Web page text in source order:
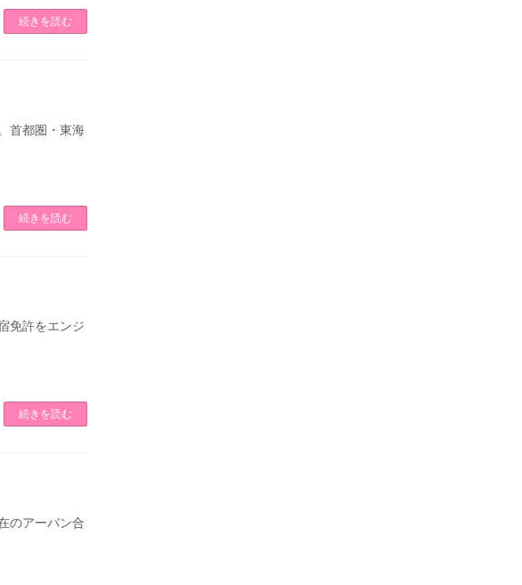
続きを読む
首都圏・東海
続きを読む
免許をエンジ
続きを読む
のアーバン合